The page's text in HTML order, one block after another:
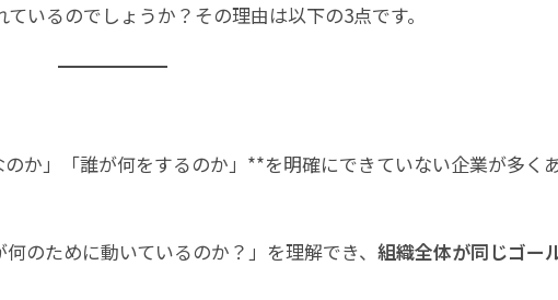
いるのでしょうか？その理由は以下の3点です。
か」「誰が何をするのか」**を明確にできていない企業が多く
のために動いているのか？」を理解でき、 組織全体が同じゴー